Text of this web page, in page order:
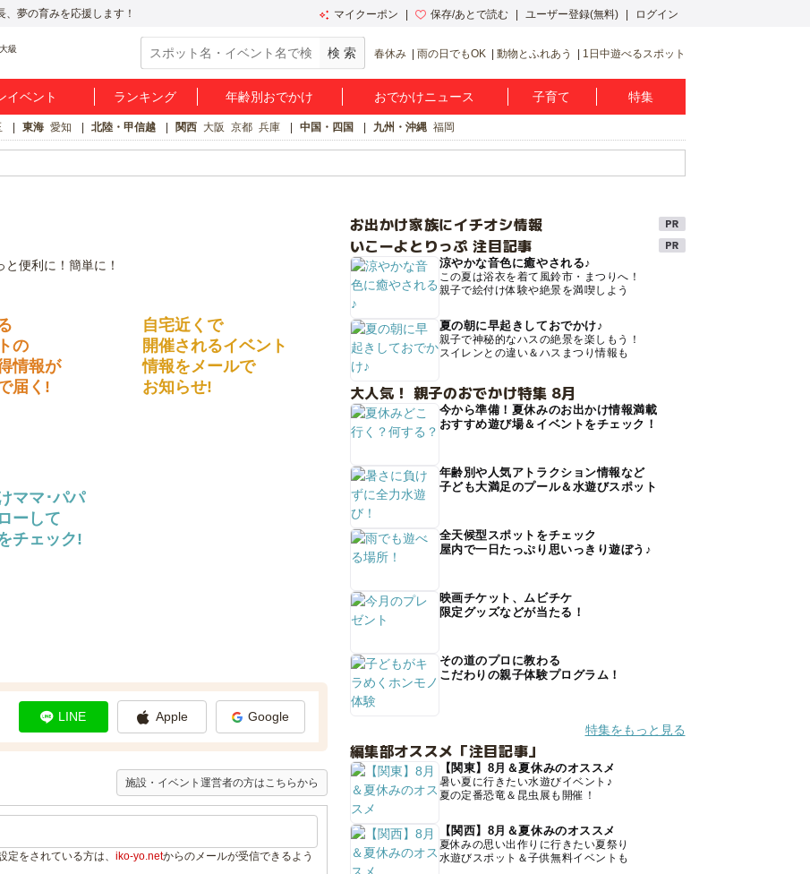
夢の育みを応援します！ マイクーポン 保存/あとで読む ユーザー登録(無料) ログイン
春休み 雨の日でもOK 動物とふれあう 1日中遊べるスポット
イベント ランキング 年齢別おでかけ おでかけニュース 子育て 特集
東海 愛知 北陸・甲信越 関西 大阪 京都 兵庫 中国・四国 九州・沖縄 福岡
の
情報が
届く!
自宅近くで
開催されるイベント
情報をメールで
お知らせ!
ママ･パパ
ーして
チェック!
LINE Apple Google
施設・イベント運営者の方はこちらから
をされている方は、 iko-yo.netからのメールが受信できるよう
お出かけ家族にイチオシ情報
いこーよとりっぷ 注目記事
涼やかな音色に癒やされる♪
この夏は浴衣を着て風鈴市・まつりへ！
親子で絵付け体験や絶景を満喫しよう
夏の朝に早起きしておでかけ♪
親子で神秘的なハスの絶景を楽しもう！
スイレンとの違い＆ハスまつり情報も
大人気！ 親子のおでかけ特集 8月
今から準備！夏休みのお出かけ情報満載
おすすめ遊び場＆イベントをチェック！
年齢別や人気アトラクション情報など
子ども大満足のプール＆水遊びスポット
全天候型スポットをチェック
屋内で一日たっぷり思いっきり遊ぼう♪
映画チケット、ムビチケ
限定グッズなどが当たる！
その道のプロに教わる
こだわりの親子体験プログラム！
特集をもっと見る
編集部オススメ「注目記事」
【関東】8月＆夏休みのオススメ
暑い夏に行きたい水遊びイベント♪
夏の定番恐竜＆昆虫展も開催！
【関西】8月＆夏休みのオススメ
夏休みの思い出作りに行きたい夏祭り
水遊びスポット＆子供無料イベントも